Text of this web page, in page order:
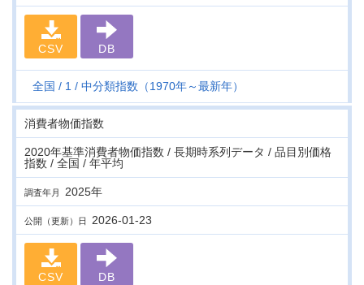
CSV DB
全国 1 中分類指数（1970年～最新年）
消費者物価指数
2020年基準消費者物価指数 / 長期時系列データ / 品目別価格
指数 / 全国 / 年平均
調査年月 2025年
公開（更新）日 2026-01-23
CSV DB